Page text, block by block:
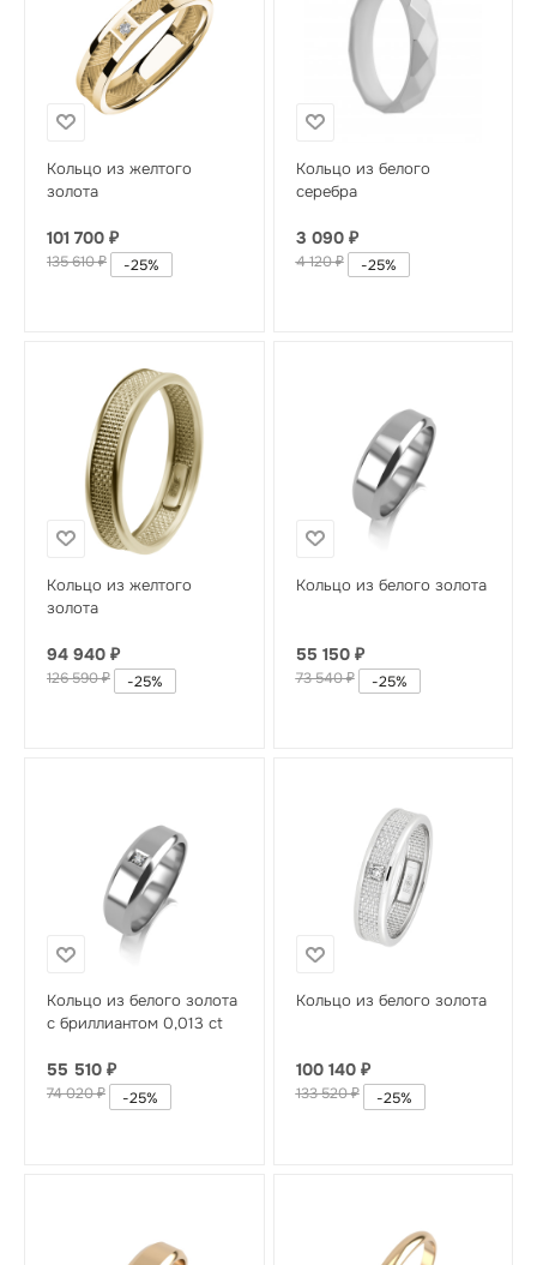
Кольцо из желтого
золота
101 700 ₽
135 610₽ -25%
Кольцо из белого
серебра
3 090₽
4 120₽ -25%
Кольцо из желтого
золота
94 940 ₽
126 590₽ -25%
Кольцо из белого золота
55 150₽
73 540₽ -25%
Кольцо из белого золота
с бриллиантом 0,013 ct
55 510 ₽
74 020₽ -25%
Кольцо из белого золота
100 140₽
133 520₽ -25%